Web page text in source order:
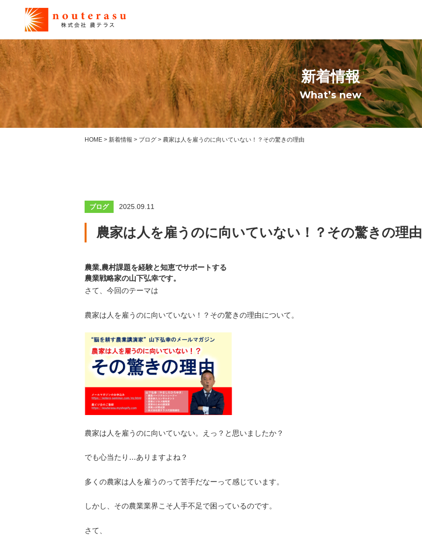
新着情報
What’s new
HOME > 新着情報 > ブログ > 農家は人を雇うのに向いていない！？その驚きの理由
ブログ 2025.09.11
農家は人を雇うのに向いていない！？その驚きの理由
農業,農村課題を経験と知恵でサポートする
農業戦略家の山下弘幸です。
さて、今回のテーマは
農家は人を雇うのに向いていない！？その驚きの理由について。
農家は人を雇うのに向いていない。えっ？と思いましたか？
でも心当たり…ありますよね？
多くの農家は人を雇うのって苦手だなーって感じています。
しかし、その農業業界こそ人手不足で困っているのです。
さて、